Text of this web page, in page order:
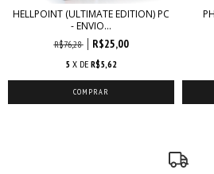
HELLPOINT (ULTIMATE EDITION) PC
- ENVIO...
R$76,28 R$25,00
5 X DE R$5,62